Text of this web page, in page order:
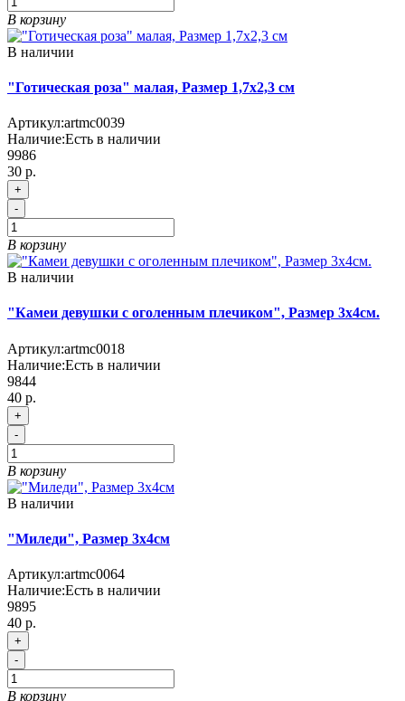
В корзину
В наличии
"Готическая роза" малая, Размер 1,7х2,3 см
Артикул:artmc0039
Наличие:Есть в наличии
9986
30 р.
+
-
В корзину
В наличии
"Камеи девушки с оголенным плечиком", Размер 3х4см.
Артикул:artmc0018
Наличие:Есть в наличии
9844
40 р.
+
-
В корзину
В наличии
"Миледи", Размер 3х4см
Артикул:artmc0064
Наличие:Есть в наличии
9895
40 р.
+
-
В корзину